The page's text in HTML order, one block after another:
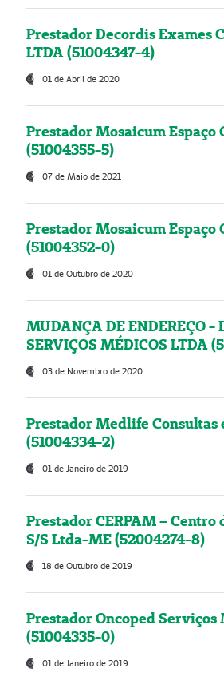
Prestador Decordis Exames
LTDA (51004347-4)
01 de Abril de 2020
Prestador Mosaicum
(51004355-5)
07 de Maio de 2021
Prestador Mosaicum Espaço
(51004352-0)
01 de Outubro de 2020
MUDANÇA DE ENDEREÇO -
SERVIÇOS MÉDICOS LTDA
03 de Novembro de 2020
Prestador Medlife Consultas
(51004334-2)
01 de Janeiro de 2019
Prestador CERPAM – Centro
S/S Ltda-ME (52004274-8)
18 de Outubro de 2019
Prestador Oncoped Serviços
(51004335-0)
01 de Janeiro de 2019